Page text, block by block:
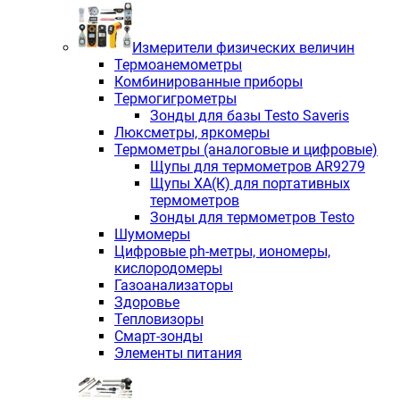
Измерители физических величин
Термоанемометры
Комбинированные приборы
Термогигрометры
Зонды для базы Testo Saveris
Люксметры, яркомеры
Термометры (аналоговые и цифровые)
Щупы для термометров AR9279
Щупы ХА(К) для портативных
термометров
Зонды для термометров Testo
Шумомеры
Цифровые ph-метры, иономеры,
кислородомеры
Газоанализаторы
Здоровье
Тепловизоры
Смарт-зонды
Элементы питания